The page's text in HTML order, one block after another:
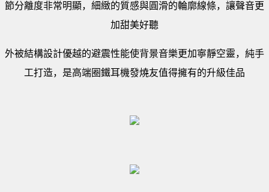
節分離度非常明顯，細緻的質感與圓滑的輪廓線條，讓聲音更
加甜美好聽
外被結構設計優越的避震性能使背景音樂更加寧靜空靈，純手
工打造，是高端圈鐵耳機發燒友值得擁有的升級佳品